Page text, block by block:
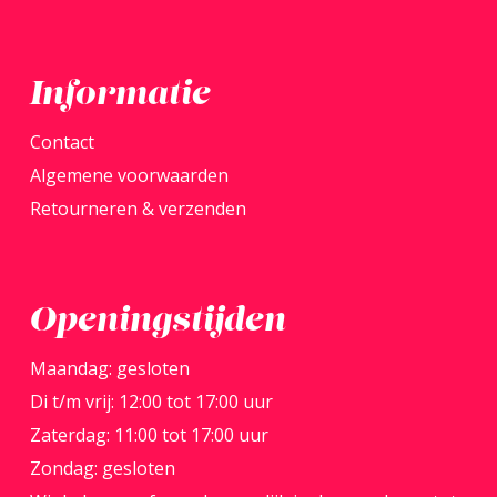
Informatie
Contact
Algemene voorwaarden
Retourneren & verzenden
Openingstijden
Maandag: gesloten
Di t/m vrij: 12:00 tot 17:00 uur
Zaterdag: 11:00 tot 17:00 uur
Zondag: gesloten